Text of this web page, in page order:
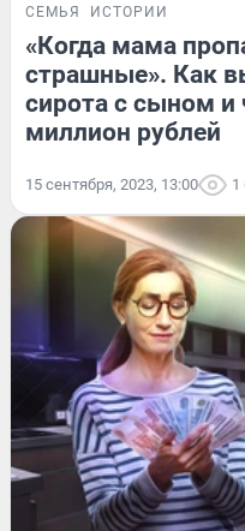
СЕМЬЯ ИСТОРИИ
«Когда мама
страшные». Как
сирота с сыном
миллион рублей
15 сентября, 2023, 13:00 1